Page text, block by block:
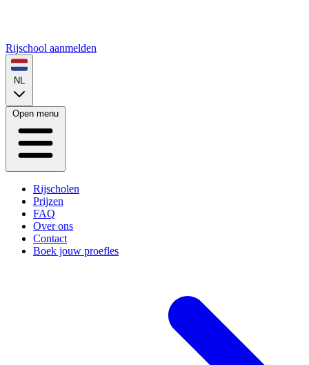
Rijschool aanmelden
NL
Open menu
Rijscholen
Prijzen
FAQ
Over ons
Contact
Boek jouw proefles